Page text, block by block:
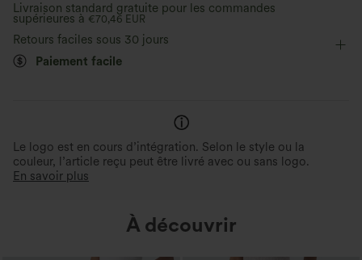
Manches longues Élasticité moyenne
Livraison standard gratuite pour les commandes
supérieures à €70,46 EUR
Retours faciles sous 30 jours
Paiement facile
Le logo est en cours d’intégration. Selon le style ou la
couleur, l’article reçu peut être livré avec ou sans logo.
En savoir plus
À découvrir